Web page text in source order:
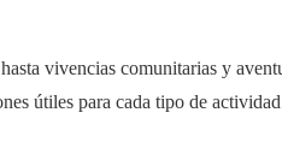
vivencias comunitarias y
útiles para cada tipo de